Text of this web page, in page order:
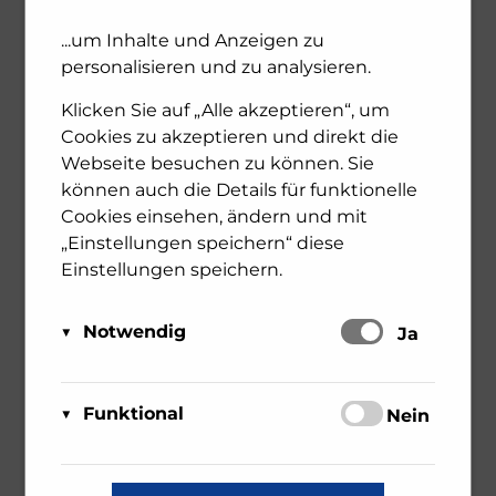
Buchpräsentation
Stammgäste. Jüdinnen
und Juden am
...um Inhalte und Anzeigen zu
personalisieren und zu analysieren.
Klicken Sie auf „Alle akzeptieren“, um
Cookies zu akzeptieren und direkt die
Webseite besuchen zu können. Sie
können auch die Details für funktionelle
Cookies einsehen, ändern und mit
„Einstellungen speichern“ diese
Einstellungen speichern.
Notwendig Schalten
Ja
Diese Cookies sind für das Funktionieren der
Website erforderlich und können daher nicht
Browser so einstellen, dass er diese Cookies
Matomo
Über Matomo, ehemals Piwik,
wird die notwendige
Beobachtung und Webanalytik
Funktional Schalten
Nein
Diese Cookies sind für weitere Services
reCAPTCHA